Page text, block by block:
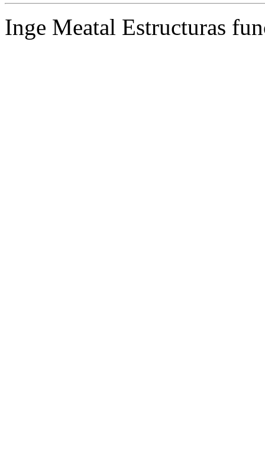
Inge Meatal Estructuras